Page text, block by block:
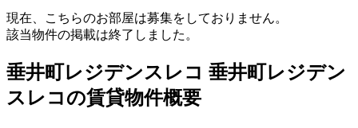
現在、こちらのお部屋は募集をしておりません。
該当物件の掲載は終了しました。
垂井町レジデンスレコ 垂井町レジデン
スレコの賃貸物件概要